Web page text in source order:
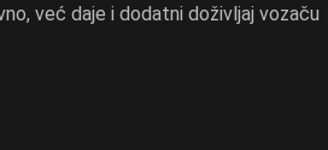
već daje i dodatni doživljaj vozaču